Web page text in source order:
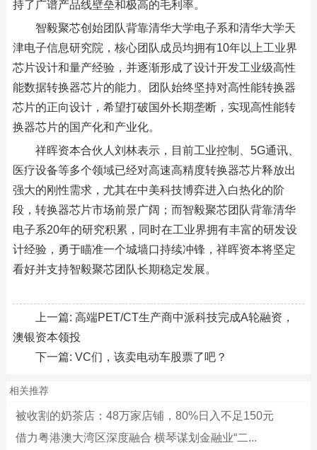
持了广谱产品线壁垒和极高的毛利率。
智毅聚芯创始团队背靠清华大学电子系和清华大学天
津电子信息研究院，核心团队成员均拥有10年以上工业界
芯片设计和量产经验，并逐渐形成了设计开发工业级高性
能数据转换器芯片的能力。团队始终坚持对高性能转换器
芯片的正向设计，希望打破国外长期垄断，实现高性能转
换器芯片的国产化和产业化。
祥晖资本合伙人刘林表示，目前工业控制、5G通讯、
医疗设备等多个领域已经对高速高精度转换器芯片释放出
强大的刚性需求，尤其在中美科技博弈进入白热化的阶
段，转换器芯片市场前景广阔；而智毅聚芯团队背靠清华
电子系20年的研究积累，同时在工业界拥有丰富的研发设
计经验，勇于瞄准一个城墙口持续冲锋，祥晖资本将坚定
看好并支持智毅聚芯团队长期稳定发展。
上一篇: 高端PET/CT生产商中派科技完成A轮融资，
澳银资本领投
下一篇: VC们，该卖电动车股票了吧？
相关推荐
被收割的奶茶店：48万家店铺，80%日入不足150元
借力粤港澳大湾区深度融合 横琴谋划金融业“二...